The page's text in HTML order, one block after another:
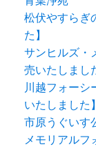
松伏やすら
た】
サンヒルズ
売いたしまし
川越フォー
いたしました】
市原うぐいす
メモリアルフ